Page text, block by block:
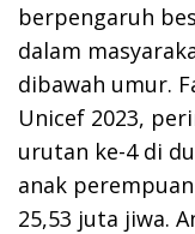
berpengaruh
dalam
dibawah umur.
Unicef 2023,
urutan ke-4 di
anak
25,53 juta jiwa.